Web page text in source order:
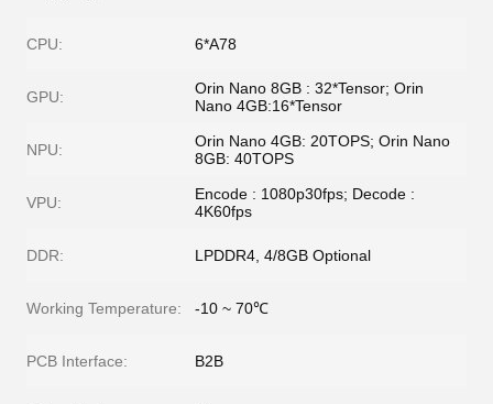
CPU: 6*A78
GPU:
Orin Nano 8GB : 32*Tensor; Orin
Nano 4GB:16*Tensor
NPU:
Orin Nano 4GB: 20TOPS; Orin Nano
8GB: 40TOPS
VPU:
Encode : 1080p30fps; Decode :
4K60fps
DDR: LPDDR4, 4/8GB Optional
Working Temperature: -10 ~ 70℃
PCB Interface: B2B